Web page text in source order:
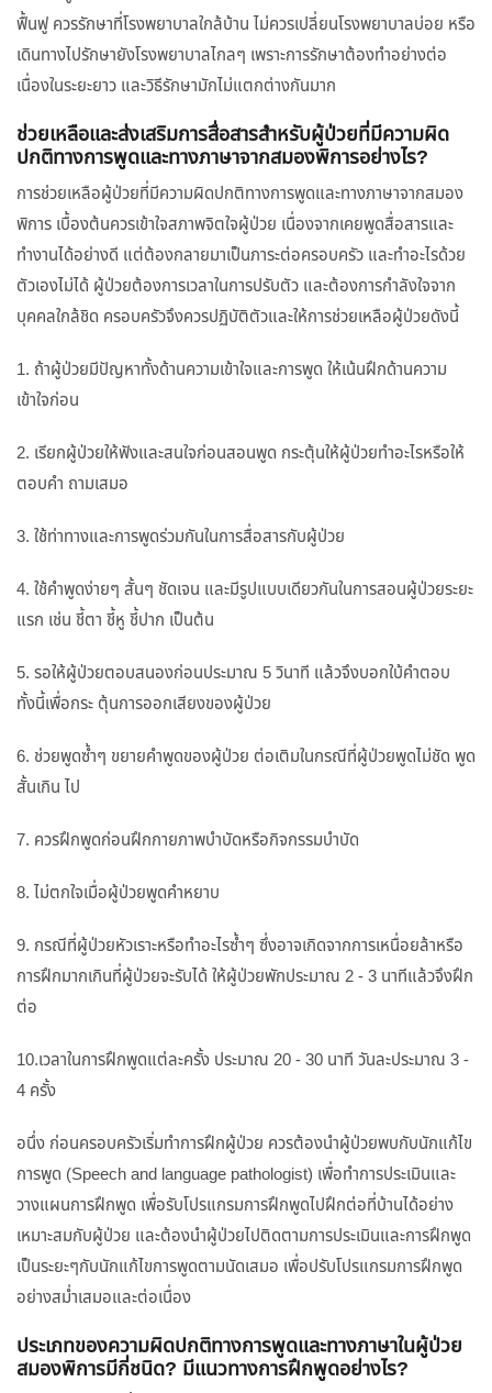
ฟื้นฟู ควรรักษาที่โรงพยาบาลใกล้บ้าน ไม่ควรเปลี่ยนโรงพยาบาลบ่อย หรือ
เดินทางไปรักษายังโรงพยาบาลไกลๆ เพราะการรักษาต้องทำอย่างต่อ
เนื่องในระยะยาว และวิธีรักษามักไม่แตกต่างกันมาก
ช่วยเหลือและส่งเสริมการสื่อสารสำหรับผู้ป่วยที่มีความผิด
ปกติทางการพูดและทางภาษาจากสมองพิการอย่างไร?
การช่วยเหลือผู้ป่วยที่มีความผิดปกติทางการพูดและทางภาษาจากสมอง
พิการ เบื้องต้นควรเข้าใจสภาพจิตใจผู้ป่วย เนื่องจากเคยพูดสื่อสารและ
ทำงานได้อย่างดี แต่ต้องกลายมาเป็นภาระต่อครอบครัว และทำอะไรด้วย
ตัวเองไม่ได้ ผู้ป่วยต้องการเวลาในการปรับตัว และต้องการกำลังใจจาก
บุคคลใกล้ชิด ครอบครัวจึงควรปฏิบัติตัวและให้การช่วยเหลือผู้ป่วยดังนี้
1. ถ้าผู้ป่วยมีปัญหาทั้งด้านความเข้าใจและการพูด ให้เน้นฝึกด้านความ
เข้าใจก่อน
2. เรียกผู้ป่วยให้ฟังและสนใจก่อนสอนพูด กระตุ้นให้ผู้ป่วยทำอะไรหรือให้
ตอบคำ ถามเสมอ
3. ใช้ท่าทางและการพูดร่วมกันในการสื่อสารกับผู้ป่วย
4. ใช้คำพูดง่ายๆ สั้นๆ ชัดเจน และมีรูปแบบเดียวกันในการสอนผู้ป่วยระยะ
แรก เช่น ชี้ตา ชี้หู ชี้ปาก เป็นต้น
5. รอให้ผู้ป่วยตอบสนองก่อนประมาณ 5 วินาที แล้วจึงบอกใบ้คำตอบ
ทั้งนี้เพื่อกระ ตุ้นการออกเสียงของผู้ป่วย
6. ช่วยพูดซ้ำๆ ขยายคำพูดของผู้ป่วย ต่อเติมในกรณีที่ผู้ป่วยพูดไม่ชัด พูด
สั้นเกิน ไป
7. ควรฝึกพูดก่อนฝึกกายภาพบำบัดหรือกิจกรรมบำบัด
8. ไม่ตกใจเมื่อผู้ป่วยพูดคำหยาบ
9. กรณีที่ผู้ป่วยหัวเราะหรือทำอะไรซ้ำๆ ซึ่งอาจเกิดจากการเหนื่อยล้าหรือ
การฝึกมากเกินที่ผู้ป่วยจะรับได้ ให้ผู้ป่วยพักประมาณ 2 - 3 นาทีแล้วจึงฝึก
ต่อ
10.เวลาในการฝึกพูดแต่ละครั้ง ประมาณ 20 - 30 นาที วันละประมาณ 3 -
4 ครั้ง
อนึ่ง ก่อนครอบครัวเริ่มทำการฝึกผู้ป่วย ควรต้องนำผู้ป่วยพบกับนักแก้ไข
การพูด (Speech and language pathologist) เพื่อทำการประเมินและ
วางแผนการฝึกพูด เพื่อรับโปรแกรมการฝึกพูดไปฝึกต่อที่บ้านได้อย่าง
เหมาะสมกับผู้ป่วย และต้องนำผู้ป่วยไปติดตามการประเมินและการฝึกพูด
เป็นระยะๆกับนักแก้ไขการพูดตามนัดเสมอ เพื่อปรับโปรแกรมการฝึกพูด
อย่างสม่ำเสมอและต่อเนื่อง
ประเภทของความผิดปกติทางการพูดและทางภาษาในผู้ป่วย
สมองพิการมีกี่ชนิด? มีแนวทางการฝึกพูดอย่างไร?